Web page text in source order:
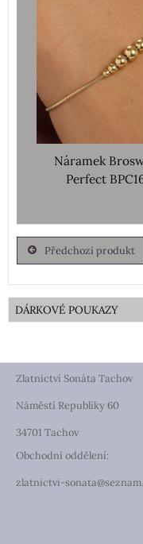
Náramek
Perfect
Předchozí produkt
DÁRKOVÉ POUKAZY
Zlatnictví Sonáta Tachov
Náměstí Republiky 60
34701 Tachov
Obchodní oddělení:
zlatnictvi-